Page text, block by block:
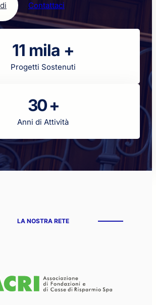
Contattaci
11 mila +
Progetti Sostenuti
30 +
Anni di Attività
LA NOSTRA RETE